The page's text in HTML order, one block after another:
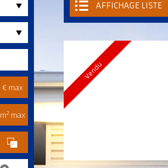
€ max
m² max
AFFICHAGE LISTE
Vendu